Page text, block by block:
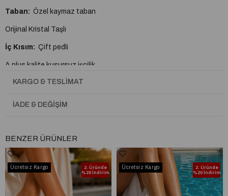
Taban: Özel kaymaz taban
Orijinal Kristal Taşlı
İç Kısım: Çift pedli
A plus kalite kusursuz işçilik
Tam Kalıptır.
Topuk Boyu
Dış Materyal İthal Deri
KARGO & TESLIMAT
İADE & DEĞIŞIM
BENZER ÜRÜNLER
2. Üründe
%20 İndirim
Ücretsiz Kargo
2. Üründe
%20 İndirim
Ücretsiz Kargo